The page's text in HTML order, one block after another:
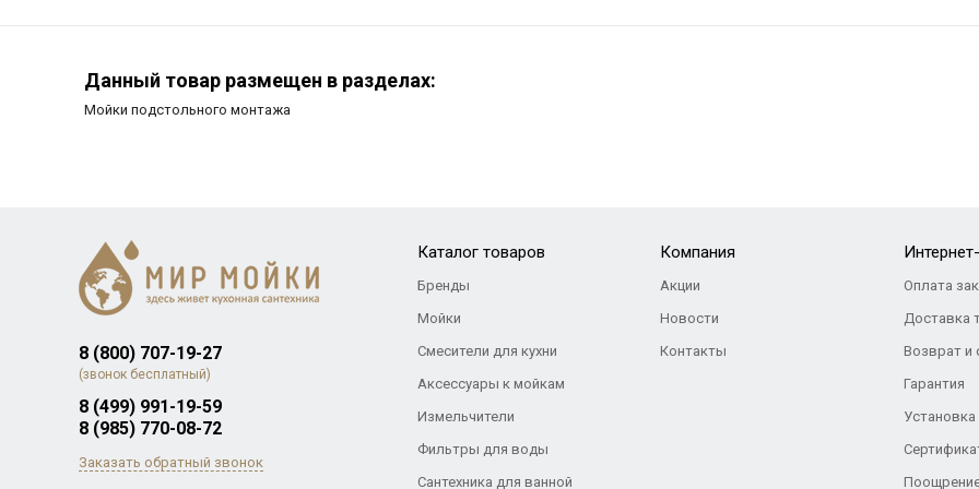
Данный товар размещен в разделах:
Мойки подстольного монтажа
8 (800) 707-19-27
(звонок бесплатный)
8 (499) 991-19-59
8 (985) 770-08-72
Заказать обратный звонок
Каталог товаров
Бренды
Мойки
Смесители для кухни
Аксессуары к мойкам
Измельчители
Фильтры для воды
Сантехника для ванной
Компания
Акции
Новости
Контакты
Оплата
Доставка
Возврат и
Гарантия
Установка